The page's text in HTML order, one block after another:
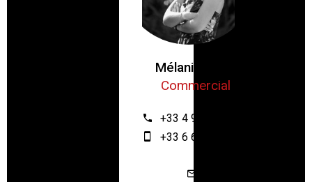
Mélanie ZRIBI
Commercial
+33 4 93 61 12 64
+33 6 67 55 28 46